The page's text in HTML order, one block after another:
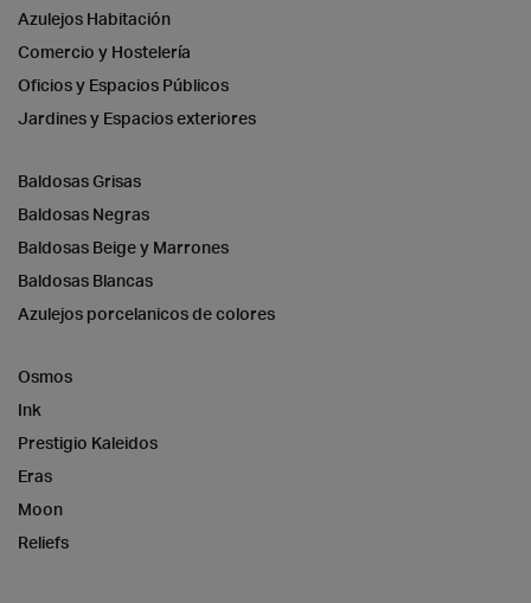
Azulejos Habitación
Comercio y Hostelería
Oficios y Espacios Públicos
Jardines y Espacios exteriores
Baldosas Grisas
Baldosas Negras
Baldosas Beige y Marrones
Baldosas Blancas
Azulejos porcelanicos de colores
Osmos
Ink
Prestigio Kaleidos
Eras
Moon
Reliefs